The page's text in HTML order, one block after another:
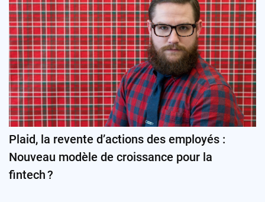
Plaid, la revente d’actions des employés :
Nouveau modèle de croissance pour la
fintech ?